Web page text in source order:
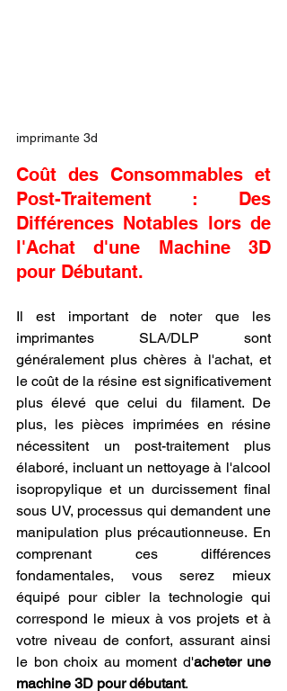
imprimante 3d
Coût des Consommables et
Post-Traitement : Des
Différences Notables lors de
l'Achat d'une Machine 3D
pour Débutant.
Il est important de noter que les
imprimantes SLA/DLP sont
généralement plus chères à l'achat, et
le coût de la résine est significativement
plus élevé que celui du filament. De
plus, les pièces imprimées en résine
nécessitent un post-traitement plus
élaboré, incluant un nettoyage à l'alcool
isopropylique et un durcissement final
sous UV, processus qui demandent une
manipulation plus précautionneuse. En
comprenant ces différences
fondamentales, vous serez mieux
équipé pour cibler la technologie qui
correspond le mieux à vos projets et à
votre niveau de confort, assurant ainsi
le bon choix au moment d'acheter une
machine 3D pour débutant.